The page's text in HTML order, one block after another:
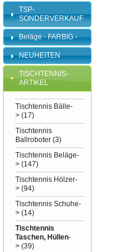
TSP-
SONDERVERKAUF
Beläge - FARBIG -
NEUHEITEN
TISCHTENNIS-
ARTIKEL
Tischtennis Bälle-
> (17)
Tischtennis
Ballroboter (3)
Tischtennis Beläge-
> (147)
Tischtennis Hölzer-
> (94)
Tischtennis Schuhe-
> (14)
Tischtennis
Taschen, Hüllen-
> (39)